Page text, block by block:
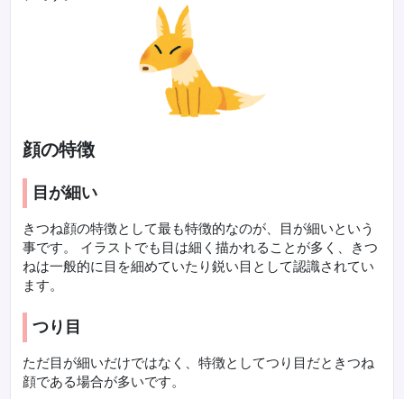
顔の特徴
目が細い
きつね顔の特徴として最も特徴的なのが、目が細いという
事です。 イラストでも目は細く描かれることが多く、きつ
ねは一般的に目を細めていたり鋭い目として認識されてい
ます。
つり目
ただ目が細いだけではなく、特徴としてつり目だときつね
顔である場合が多いです。